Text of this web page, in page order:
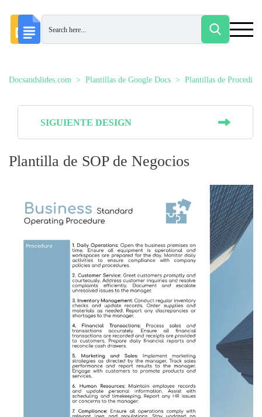
Docsandslides.com Plantillas de Google Docs Plantillas de
SIGUIENTE DESIGN
Plantilla de SOP de Negocios